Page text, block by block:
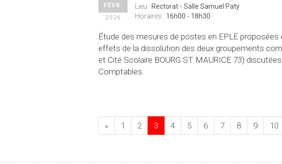
FÉVR.
2026
Lieu : Rectorat - Salle Samuel Paty
Horaires : 16h00 - 18h30
Étude des mesures de postes en EPLE proposées
effets de la dissolution des deux groupements
et Cité Scolaire BOURG ST MAURICE 73)
Comptables.
« 1 2 3 4 5 6 7 8 9 10